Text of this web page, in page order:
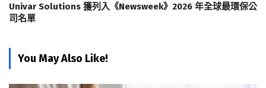
Univar Solutions 獲列入《Newsweek》2026 年全球最環保公
司名單
You May Also Like!